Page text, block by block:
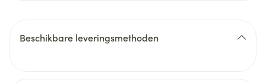
Beschikbare leveringsmethoden